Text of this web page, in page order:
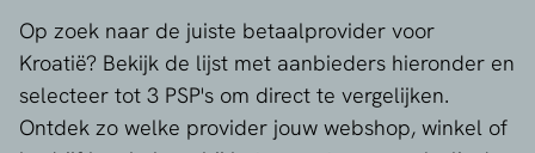
Op zoek naar de juiste betaalprovider voor
Kroatië? Bekijk de lijst met aanbieders hieronder en
selecteer tot 3 PSP's om direct te vergelijken.
Ontdek zo welke provider jouw webshop, winkel of